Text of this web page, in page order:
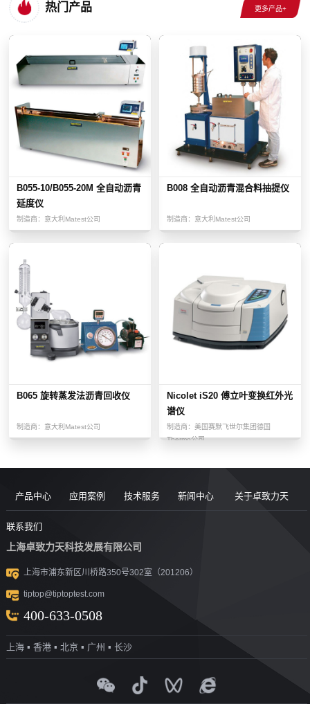
热门产品
B055-10/B055-20M 全自动沥青
延度仪
制造商： 意大利Matest公司
B008 全自动沥青混合料抽提仪
制造商： 意大利Matest公司
B065 旋转蒸发法沥青回收仪
制造商： 意大利Matest公司
Nicolet iS20 傅立叶变换红外光
谱仪
制造商： 美国赛默飞世尔集团德国
Thermo公司
产品中心
道路现场检
测设备
沥青/沥青胶
结料测试设
沥青混合料
土力学测试
设备
岩石力学测
试设备
集料/水泥/混
应用案例
视频
技术服务
团队风采
UTM升级
技术答疑
新闻中心 关于卓致力天
合作伙伴
联系我们
上海卓致力天科技发展有限公司
上海市浦东新区川桥路350号302室（201206）
tiptop@tiptoptest.com
400-633-0508
上海 ▪ 香港 ▪ 北京 ▪ 广州 ▪ 长沙